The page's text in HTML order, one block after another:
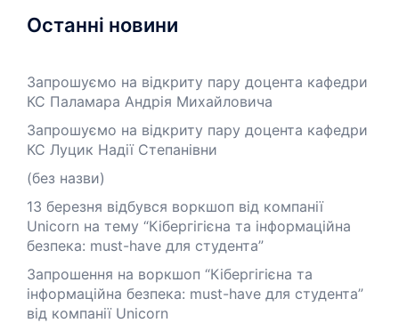
Останні новини
Запрошуємо на відкриту пару доцента кафедри
КС Паламара Андрія Михайловича
Запрошуємо на відкриту пару доцента кафедри
КС Луцик Надії Степанівни
(без назви)
13 березня відбувся воркшоп від компанії
Unicorn на тему “Кібергігієна та інформаційна
безпека: must-have для студента”
Запрошення на воркшоп “Кібергігієна та
інформаційна безпека: must-have для студента”
від компанії Unicorn